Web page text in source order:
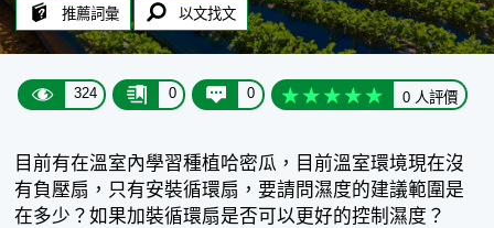
推薦詞彙 以文找文
324 0 0 0 人評價
目前有在溫室內學習種植哈密瓜，目前溫室環境現在沒
有負壓扇，只有安裝循環扇，要請問濕度的建議範圍是
在多少？如果加裝循環扇是否可以更好的控制濕度？